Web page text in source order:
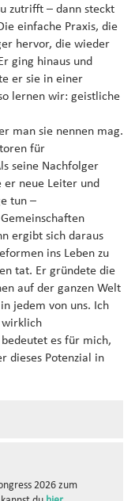
2026 zum
zutrifft – dann steckt
einfache Praxis, die
hervor, die wieder
ging hinaus und
er sie in einer
lernen wir: geistliche
man sie nennen mag.
für
seine Nachfolger
neue Leiter und
tun –
ergibt sich daraus
ins Leben zu
tat. Er gründete die
auf der ganzen Welt
jedem von uns. Ich
wirklich
es für mich,
dieses Potenzial in